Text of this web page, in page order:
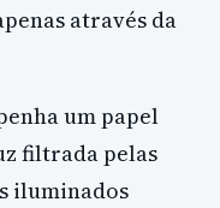
através da
um papel
filtrada pelas
iluminados